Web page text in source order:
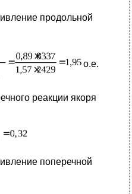
продольной
о.е.
реакции якоря
поперечной